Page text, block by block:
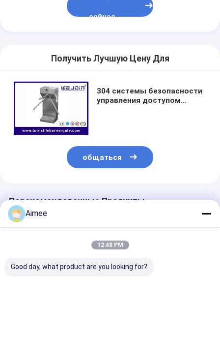
сейчас
Получить Лучшую Цену Для
304 системы безопасности
управления доступом
общаться
Порекомендованные Продукты
Aimee
12:48 PM
Good day, what product are you looking for?